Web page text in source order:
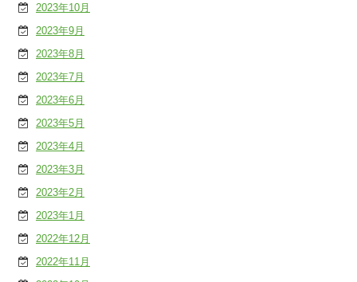
2023年10月
2023年9月
2023年8月
2023年7月
2023年6月
2023年5月
2023年4月
2023年3月
2023年2月
2023年1月
2022年12月
2022年11月